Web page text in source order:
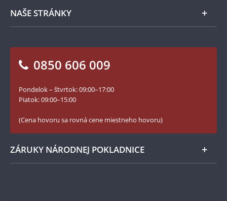
100. výročie vzniku Česko-Slovenska
Numizmatické novinky
Napíšte nám
NAŠE STRÁNKY
Blog Pokladnica mincí
Facebook Národnej Pokladnice
YouTube Národnej Pokladnice
0850 606 009
Pondelok – štvrtok: 09:00–17:00
Piatok: 09:00–15:00
(Cena hovoru sa rovná cene miestneho hovoru)
ZÁRUKY NÁRODNEJ POKLADNICE